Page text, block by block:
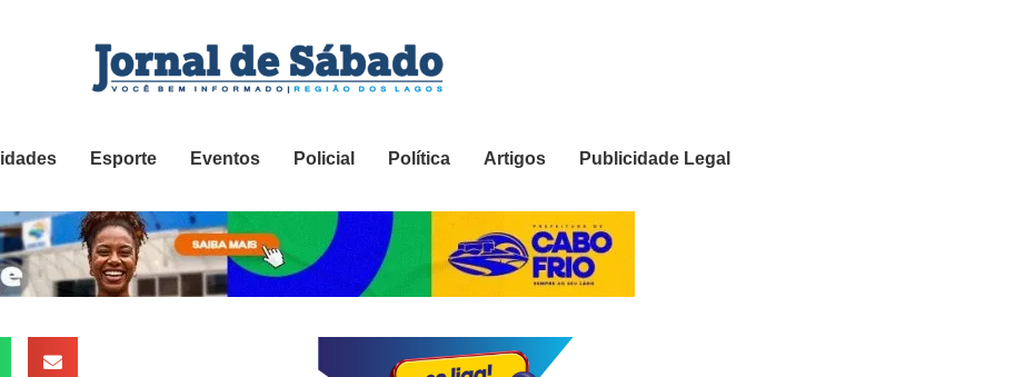
Esporte Eventos Policial Política Artigos Publicidade Legal